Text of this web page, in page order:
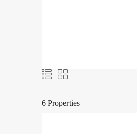
6 Properties